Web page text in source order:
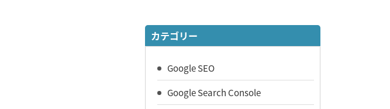
カテゴリー
Google SEO
Google Search Console